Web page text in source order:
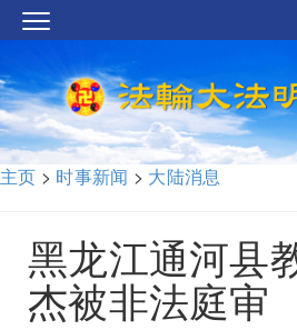
主页 > 时事新闻 > 大陆消息
黑龙江通河县
杰被非法庭审